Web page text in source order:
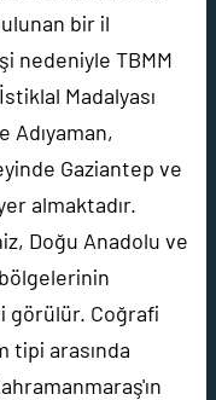
bir il
nedeniyle TBMM
Madalyası
Adıyaman,
Gaziantep ve
almaktadır.
Doğu Anadolu ve
görülür. Coğrafi
tipi arasında